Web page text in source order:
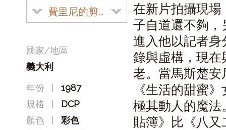
費里尼的剪貼簿
國家/地區
義大利
年份
1987
規格
DCP
顏色
彩色
在新片拍攝現
子自道還不夠
進入他以記者
錄與虛構，現
老。當馬斯楚
《生活的甜蜜
極其動人的魔
貼簿》比《八